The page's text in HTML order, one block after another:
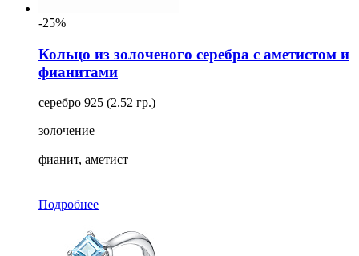
-25%
Кольцо из золоченого серебра с аметистом и
фианитами
серебро 925 (2.52 гр.)
золочение
фианит, аметист
Подробнее